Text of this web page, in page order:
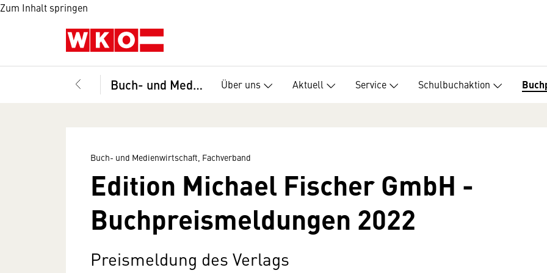
Zum Inhalt springen
Buch- und Medienwirtschaft, Fachverband Über uns Aktuell Service Schulbuchaktion
Buch- und Medienwirtschaft, Fachverband
Edition Michael Fischer GmbH -
Buchpreismeldungen 2022
Preismeldung des Verlags